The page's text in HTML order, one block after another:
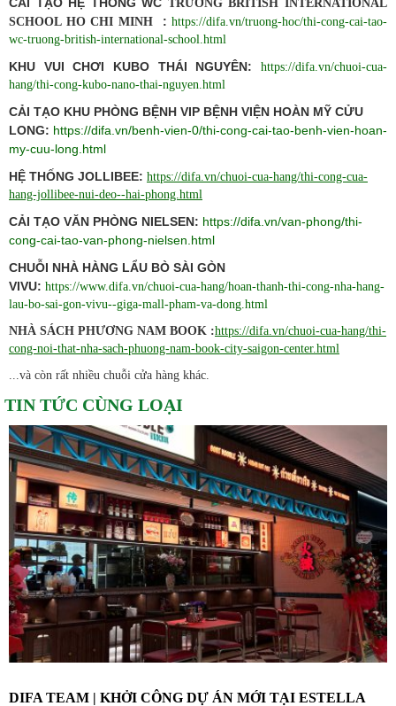
CẢI TẠO HỆ THỐNG WC TRƯỜNG BRITISH INTERNATIONAL
SCHOOL HO CHI MINH
: https://difa.vn/truong-hoc/thi-cong-cai-tao-
wc-truong-british-international-school.html
KHU VUI CHƠI KUBO THÁI NGUYÊN:
https://difa.vn/chuoi-cua-
hang/thi-cong-kubo-nano-thai-nguyen.html
CẢI TẠO KHU PHÒNG BỆNH VIP BỆNH VIỆN HOÀN MỸ CỬU
LONG: https://difa.vn/benh-vien-0/thi-cong-cai-tao-benh-vien-hoan-
my-cuu-long.html
HỆ THỐNG JOLLIBEE: https://difa.vn/chuoi-cua-hang/thi-cong-cua-
hang-jollibee-nui-deo--hai-phong.html
CẢI TẠO VĂN PHÒNG NIELSEN: https://difa.vn/van-phong/thi-
cong-cai-tao-van-phong-nielsen.html
CHUỖI NHÀ HÀNG LẨU BÒ SÀI GÒN
VIVU: https://www.difa.vn/chuoi-cua-hang/hoan-thanh-thi-cong-nha-hang-
lau-bo-sai-gon-vivu--giga-mall-pham-va-dong.html
NHÀ SÁCH PHƯƠNG NAM BOOK :https://difa.vn/chuoi-cua-hang/thi-
cong-noi-that-nha-sach-phuong-nam-book-city-saigon-center.html
...và còn rất nhiều chuỗi cửa hàng khác.
TIN TỨC CÙNG LOẠI
DIFA TEAM | KHỞI CÔNG DỰ ÁN MỚI TẠI ESTELLA